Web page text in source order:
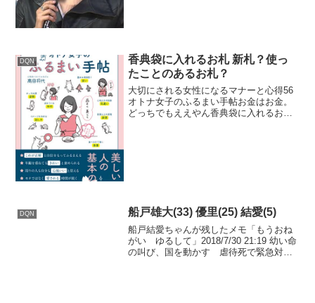
DQN
香典袋に入れるお札 新札？使っ
たことのあるお札？
大切にされる女性になるマナーと心得56
オトナ女子のふるまい手帖お金はお金。
どっちでもええやん香典袋に入れるお札
DQN 船戸雄大(33) 優里(25) 結愛(5)
船戸結愛ちゃんが残したメモ「もうおね
がい ゆるして」2018/7/30 21:19 幼い命
の叫び、国を動かす 虐待死で緊急対策